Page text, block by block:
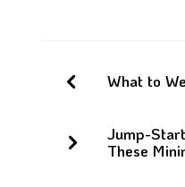
What to
Jump-
These